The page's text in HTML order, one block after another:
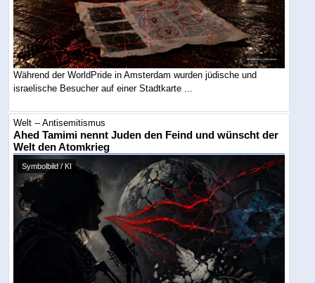
Während der WorldPride in Amsterdam wurden jüdische und
israelische Besucher auf einer Stadtkarte ...
Welt -- Antisemitismus
Ahed Tamimi nennt Juden den Feind und wünscht der
Welt den Atomkrieg
Symbolbild / KI